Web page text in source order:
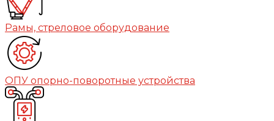
Рамы, стреловое оборудование
ОПУ опорно-поворотные устройства